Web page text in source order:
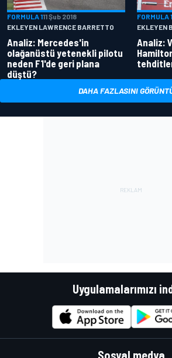
FORMULA 111 Şub 2018
EKLEYEN LAWRENCE BARRETTO
Analiz: Mercedes'in
olağanüstü yetenekli pilotu
neden F1'de geri plana
düştü?
FORMULA 1
EKLEYEN
Analiz:
DAHA FAZLASINI
Uygulamalarımızı
Sosyal medya